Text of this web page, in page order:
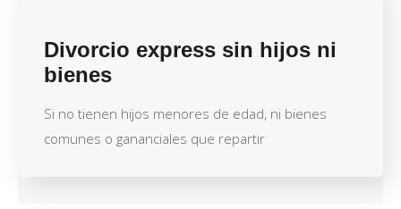
Divorcio express sin hijos ni
bienes
Si no tienen hijos menores de edad, ni bienes
comunes o gananciales que repartir